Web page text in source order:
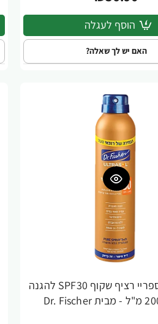
הוסף לעגלה
האם יש לך שאלה?
אולטרסול ספריי רציף שקוף SPF30 להגנה